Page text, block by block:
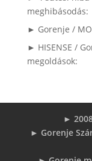
meghibásodás:
► Gorenje /
► HISENSE /
megoldások:
►
► Gorenje